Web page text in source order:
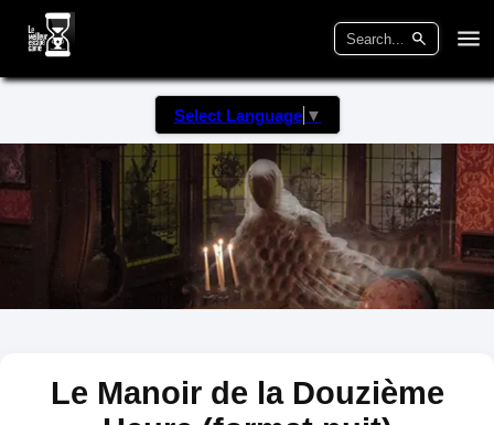
Select Language ▼
Le Manoir de la Douzième